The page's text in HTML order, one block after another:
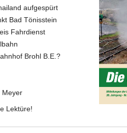
aufgespürt
Bad Tönisstein
Fahrdienst
Brohl B.E.?
Meyer
Lektüre!